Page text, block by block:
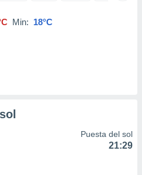
Min: 18°C
Puesta del sol
21:29